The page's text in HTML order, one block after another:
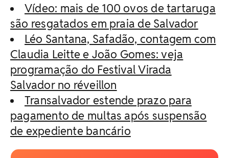
Vídeo: mais de 100 ovos de tartaruga
são resgatados em praia de Salvador
Léo Santana, Safadão, contagem com
Claudia Leitte e João Gomes: veja
programação do Festival Virada
Salvador no réveillon
Transalvador estende prazo para
pagamento de multas após suspensão
de expediente bancário